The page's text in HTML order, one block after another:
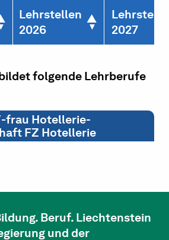
Lehrstellen
2026
2027
folgende Lehrberufe
frau Hotellerie-
FZ Hotellerie
Beruf. Liechtenstein
und der